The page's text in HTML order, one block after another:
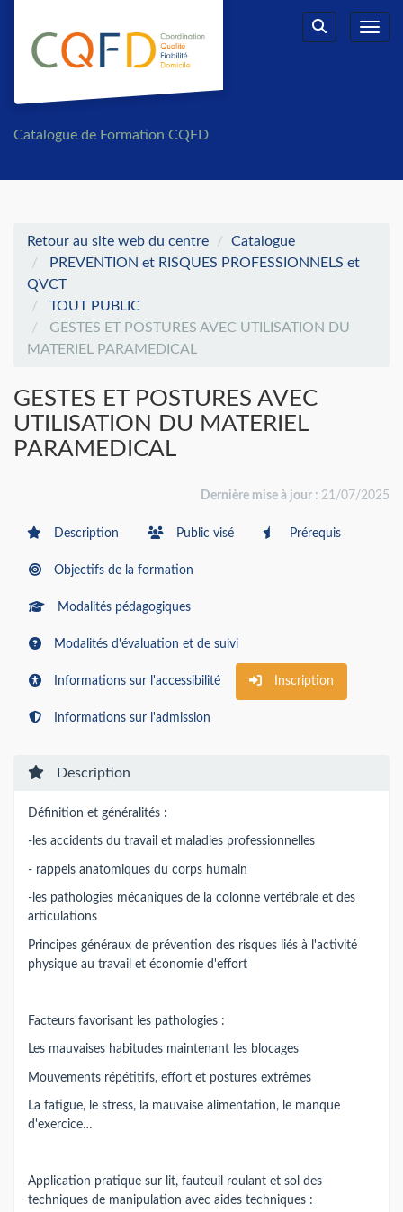
Rechercher
Catalogue de Formation CQFD
Retour au site web du centre
Catalogue
PREVENTION et RISQUES PROFESSIONNELS et
QVCT
TOUT PUBLIC
GESTES ET POSTURES AVEC UTILISATION DU
MATERIEL PARAMEDICAL
GESTES ET POSTURES AVEC
UTILISATION DU MATERIEL
PARAMEDICAL
Dernière mise à jour : 21/07/2025
Description Public visé Prérequis
Objectifs de la formation
Modalités pédagogiques
Modalités d'évaluation et de suivi
Informations sur l'accessibilité Inscription
Informations sur l'admission
Description
Définition et généralités :
-les accidents du travail et maladies professionnelles
- rappels anatomiques du corps humain
-les pathologies mécaniques de la colonne vertébrale et des
articulations
Principes généraux de prévention des risques liés à l'activité
physique au travail et économie d'effort
Facteurs favorisant les pathologies :
Les mauvaises habitudes maintenant les blocages
Mouvements répétitifs, effort et postures extrêmes
La fatigue, le stress, la mauvaise alimentation, le manque
d'exercice…
Application pratique sur lit, fauteuil roulant et sol des
techniques de manipulation avec aides techniques :